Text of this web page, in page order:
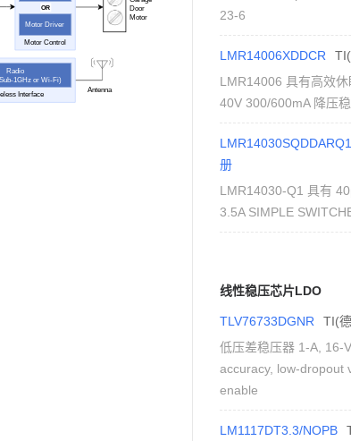
Antenna
Door
Motor
Motor Control
Motor Driver
OR
Interface
Radio
1GHz or Wi-Fi)
23-6
LMR14006XDDCR
LMR14006 具有高效
40V 300/600mA 降压
LMR14030SQDDARQ1
册
LMR14030-Q1 具有
3.5A SIMPLE
线性稳压芯片LDO
TLV76733DGNR TI(
低压差稳压器 1-A, 16-
accuracy, low-dropout
enable
LM1117DT3.3/NOPB